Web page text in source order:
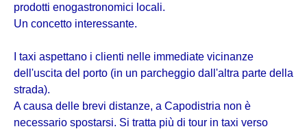
prodotti enogastronomici locali.
Un concetto interessante.
I taxi aspettano i clienti nelle immediate vicinanze
dell'uscita del porto (in un parcheggio dall'altra parte della
strada).
A causa delle brevi distanze, a Capodistria non è
necessario spostarsi. Si tratta più di tour in taxi verso